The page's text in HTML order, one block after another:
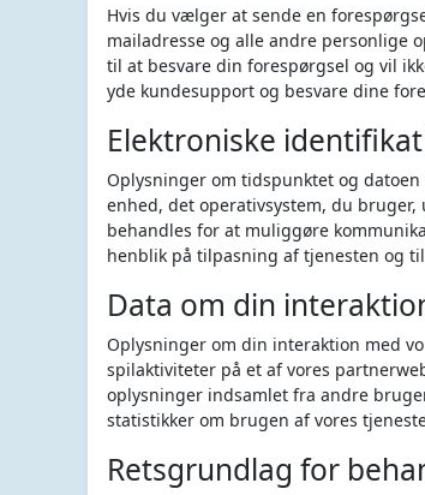
Hvis du vælger at sende en
mailadresse og alle andre personlige
til at besvare din forespørgsel og vil
yde kundesupport og besvare dine
Elektroniske
Oplysninger om tidspunktet og
enhed, det operativsystem, du
behandles for at muliggøre
henblik på tilpasning af tjenesten og
Data om din
Oplysninger om din interaktion med
spilaktiviteter på et af vores
oplysninger indsamlet fra andre
statistikker om brugen af vores
Retsgrundlag for